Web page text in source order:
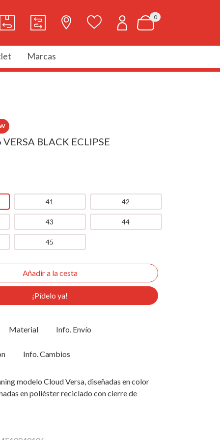
0
Marcas
BLACK ECLIPSE
41 42
43 44
45
¡Pídelo ya!
Material Info. Envío
Info. Cambios
modelo Cloud Versa, diseñadas en color
en poliéster reciclado con cierre de